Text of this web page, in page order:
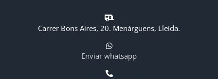
Carrer Bons Aires, 20. Menàrguens, Lleida.
Enviar whatsapp